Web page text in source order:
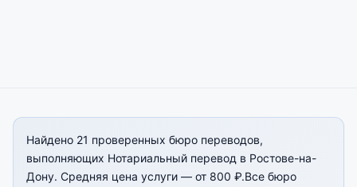
Найдено 21 проверенных бюро переводов,
выполняющих Нотариальный перевод в Ростове-на-
Дону. Средняя цена услуги — от 800 ₽.Все бюро